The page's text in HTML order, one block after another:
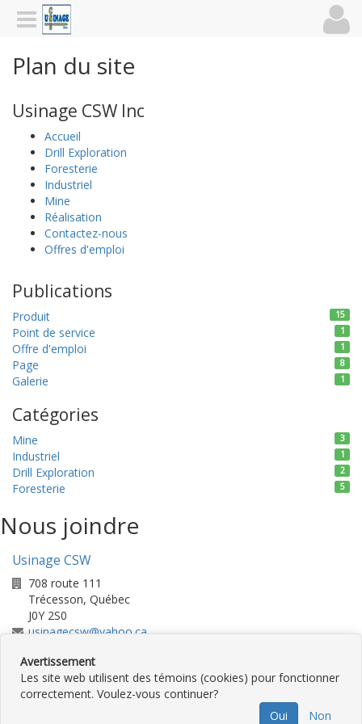
Plan du site
Usinage CSW Inc
Accueil
Drill Exploration
Foresterie
Industriel
Mine
Réalisation
Contactez-nous
Offres d'emploi
Publications
Produit 15
Point de service 1
Offre d'emploi 1
Page 8
Galerie 1
Catégories
Mine 3
Industriel 1
Drill Exploration 2
Foresterie 5
Nous joindre
Usinage CSW
708 route 111
Trécesson, Québec
J0Y 2S0
usinagecsw@yahoo.ca
819-727-3006
Contactez-
Avertissement
Les site web utilisent des témoins (cookies) pour fonctionner
correctement. Voulez-vous continuer?
Oui
Non